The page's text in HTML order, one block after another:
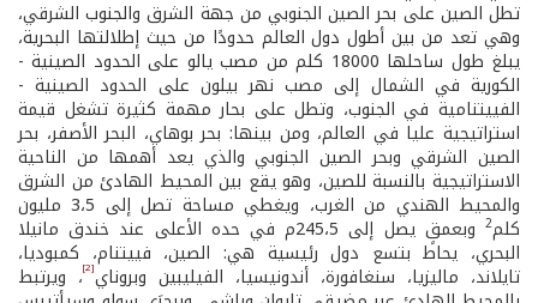
تطل الصين على بحر الصين الجنوبي من جهة الشرق والجنوب الشرقي،
وهي تعد من بين أطول دول العالم حدودًا من حيث إطلالتها البحرية،
يبلغ طول ساحلها 18000 كلم من مصب يالو على الحدود الصينية -
الكورية في الشمال إلى مصب نهر بيلون على الحدود الصينية -
الفييتنامية في الجنوب، وتطل على بحار مهمة كثيرة تشغل قيمة
استراتيجية عليا في العالم، ومن بينها: بحر بوهاي، البحر الأصفر، بحر
الصين الشرقي وبحر الصين الجنوبي والذي يعد أهمها من الناحية
الاستراتيجية بالنسبة للصين، وهو يقع بين المحيط الهادئ من الشرق
والمحيط الهندي من الغرب، ويغطي مساحة تصل إلى 3،5 مليون
كلم2 وبعمقٍ يصل إلى 245،5م في حده الأعلى عند خندق مانيلا
البحري، يحاط بتسع دول رئيسية هي: الصين، فييتنام، كمبوديا،
تايلاند، ماليزيا، سنغافورة، أندونيسيا، الفيليبين وبروناي[2] ، ويرتبط